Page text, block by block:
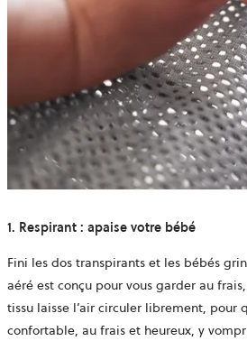
1. Respirant : apaise votre bébé
Fini les dos transpirants et les bébés
aéré est conçu pour vous garder au
tissu laisse l’air circuler librement, pour
confortable, au frais et heureux, y